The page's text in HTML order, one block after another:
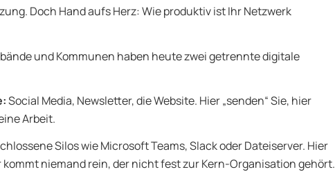
Doch Hand aufs Herz: Wie produktiv ist Ihr Netzwerk
und Kommunen haben heute zwei getrennte digitale
Social Media, Newsletter, die Website. Hier „senden“ Sie, hier
Arbeit.
Silos wie Microsoft Teams, Slack oder Dateiserver. Hier
niemand rein, der nicht fest zur Kern-Organisation gehört.